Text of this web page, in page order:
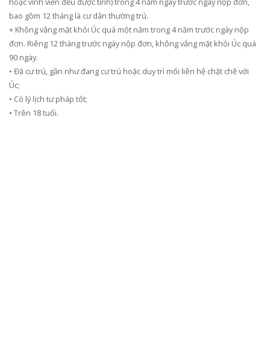
bao gồm 12 tháng là cư dân thường trú.
+ Không vắng mặt khỏi Úc quá một năm trong 4 năm trước ngày nộp
đơn. Riêng 12 tháng trước ngày nộp đơn, không vắng mặt khỏi Úc quá
90 ngày.
• Đã cư trú, gần như đang cư trú hoặc duy trì mối liên hệ chặt chẽ với
Úc;
• Có lý lịch tư pháp tốt;
• Trên 18 tuổi.